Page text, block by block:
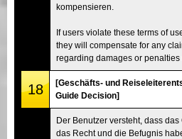
kompensieren.
If users violate these terms of
they will compensate for any
regarding damages or penalties
18
[Geschäfts- und
Guide Decision]
Der Benutzer versteht, dass
das Recht und die Befugnis